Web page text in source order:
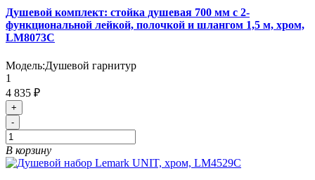
Душевой комплект: стойка душевая 700 мм с 2-
функциональной лейкой, полочкой и шлангом 1,5 м, хром,
LM8073C
Модель:Душевой гарнитур
1
4 835 ₽
+
-
В корзину